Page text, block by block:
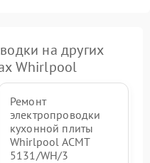
на других
Whirlpool
Ремонт
электропроводки
кухонной плиты
Whirlpool ACMT
5131/WH/3